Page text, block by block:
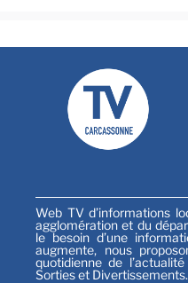
Web TV d’informations
agglomération et du
le besoin d’une
augmente, nous
quotidienne de
Sorties et